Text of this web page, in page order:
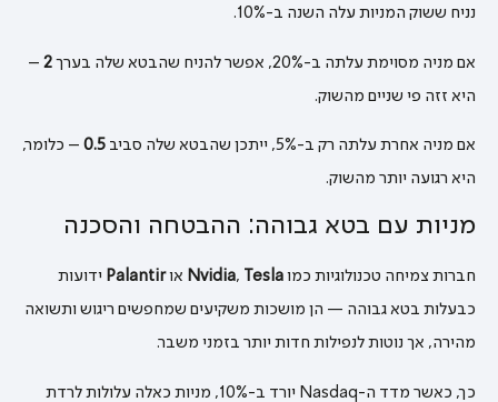
נניח ששוק המניות עלה השנה ב-10%.
אם מניה מסוימת עלתה ב-20%, אפשר להניח שהבטא שלה בערך 2
–
היא זזה פי שניים מהשוק.
אם מניה אחרת עלתה רק ב-5%, ייתכן שהבטא שלה סביב 0.5 – כלומר,
היא רגועה יותר מהשוק.
מניות עם בטא גבוהה: ההבטחה והסכנה
חברות צמיחה טכנולוגיות כמו Nvidia, Tesla אוPalantir ידועות
כבעלות בטא גבוהה — הן מושכות משקיעים שמחפשים ריגוש ותשואה
מהירה, אך נוטות לנפילות חדות יותר בזמני משבר.
כך, כאשר מדד ה-Nasdaq יורד ב-10%, מניות כאלה עלולות לרדת